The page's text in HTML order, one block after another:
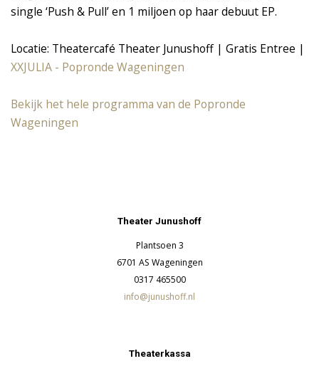
single ‘Push & Pull’ en 1 miljoen op haar debuut EP.
Locatie: Theatercafé Theater Junushoff | Gratis Entree |
XXJULIA - Popronde Wageningen
Bekijk het hele programma van de Popronde
Wageningen
Theater Junushoff
Plantsoen 3
6701 AS Wageningen
0317 465500
info@junushoff.nl
Theaterkassa